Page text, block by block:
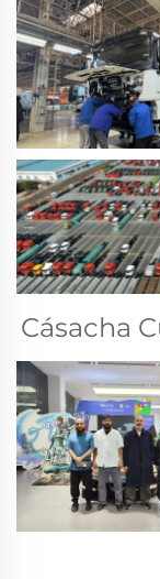
Cásacha